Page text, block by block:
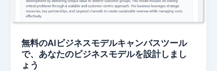
無料のAIビジネスモデルキャンバスツール
で、あなたのビジネスモデルを設計しまし
ょう